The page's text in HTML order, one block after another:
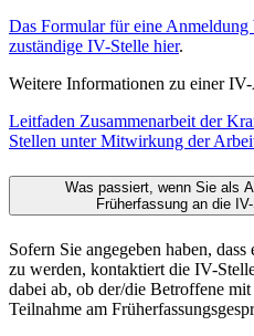
Das Formular für eine
zuständige IV-Stelle hier.
Weitere Informationen zu einer
Leitfaden Zusammenarbeit der
Stellen unter Mitwirkung der
Was passiert, wenn Sie als
Früherfassung an die
Sofern Sie angegeben haben,
zu werden, kontaktiert die IV-
dabei ab, ob der/die Betroffene
Teilnahme am